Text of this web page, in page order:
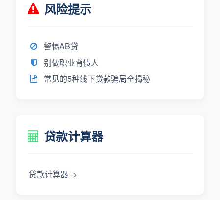
风险提示
警惕AB贷
别做职业背债人
常见的5种线下贷款骗局全揭秘
贷款计算器
贷款计算器 ->